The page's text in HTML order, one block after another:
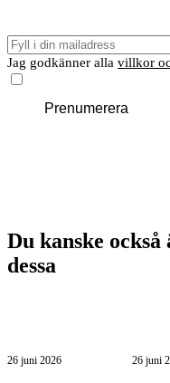
E-
post
Jag godkänner alla villkor
Prenumerera
Du kanske
dessa
26 juni 2026 26 juni